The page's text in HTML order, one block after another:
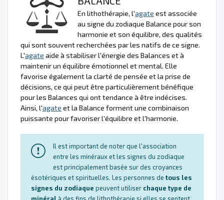
En lithothérapie, l'agate est associée
au signe du zodiaque Balance pour son
harmonie et son équilibre, des qualités
qui sont souvent recherchées par les natifs de ce signe.
L'agate aide à stabiliser l'énergie des Balances et à
maintenir un équilibre émotionnel et mental. Elle
favorise également la clarté de pensée et la prise de
décisions, ce qui peut être particulièrement bénéfique
pour les Balances qui ont tendance à être indécises.
Ainsi, l'agate et la Balance forment une combinaison
puissante pour favoriser l'équilibre et l'harmonie.
Il est important de noter que l'association
entre les minéraux et les signes du zodiaque
est principalement basée sur des croyances
ésotériques et spirituelles. Les personnes de tous les
signes du zodiaque peuvent utiliser chaque type de